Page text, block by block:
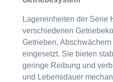
Lagereinheiten der Serie
verschiedenen
Getrieben,
eingesetzt. Sie bieten
geringe Reibung und
und Lebensdauer